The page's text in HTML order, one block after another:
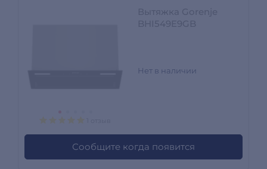
Нет в наличии
Сообщите когда появится